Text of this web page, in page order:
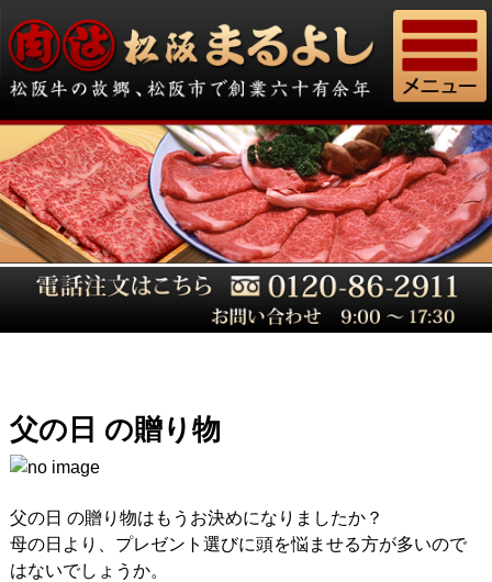
父の日 の贈り物
父の日 の贈り物はもうお決めになりましたか？
母の日より、プレゼント選びに頭を悩ませる方が多いので
はないでしょうか。